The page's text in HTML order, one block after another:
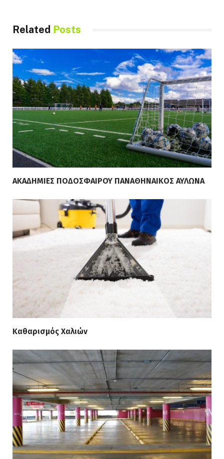
Related Posts
ΑΚΑΔΗΜΙΕΣ ΠΟΔΟΣΦΑΙΡΟΥ ΠΑΝΑΘΗΝΑΙΚΟΣ ΑΥΛΩΝΑ
Καθαρισμός Χαλιών